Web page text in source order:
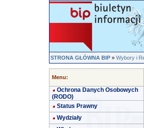
STRONA GŁÓWNA BIP»Wybory i
Menu:
Ochrona Danych Osobowych
(RODO)
Status Prawny
Wydziały